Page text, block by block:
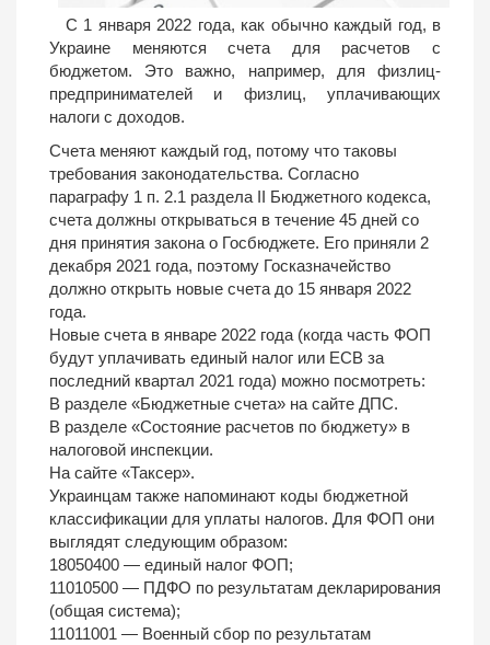
С 1 января 2022 года, как обычно каждый год, в
Украине меняются счета для расчетов с
бюджетом. Это важно, например, для физлиц-
предпринимателей и физлиц, уплачивающих
налоги с доходов.
Счета меняют каждый год, потому что таковы
требования законодательства. Согласно
параграфу 1 п. 2.1 раздела II Бюджетного кодекса,
счета должны открываться в течение 45 дней со
дня принятия закона о Госбюджете. Его приняли 2
декабря 2021 года, поэтому Госказначейство
должно открыть новые счета до 15 января 2022
года.
Новые счета в январе 2022 года (когда часть ФОП
будут уплачивать единый налог или ЕСВ за
последний квартал 2021 года) можно посмотреть:
В разделе «Бюджетные счета» на сайте ДПС.
В разделе «Состояние расчетов по бюджету» в
налоговой инспекции.
На сайте «Таксер».
Украинцам также напоминают коды бюджетной
классификации для уплаты налогов. Для ФОП они
выглядят следующим образом:
18050400 — единый налог ФОП;
11010500 — ПДФО по результатам декларирования
(общая система);
11011001 — Военный сбор по результатам